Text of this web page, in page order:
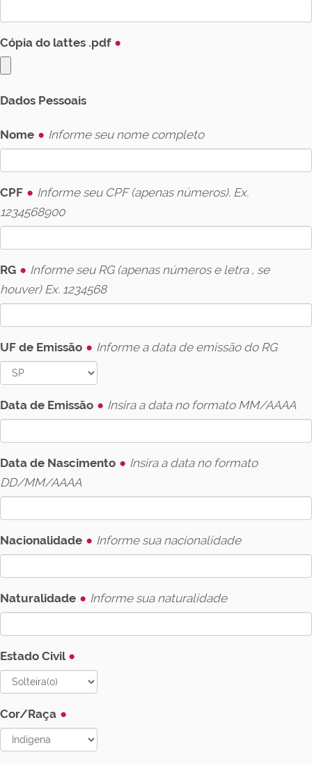
Cópia do lattes .pdf
Dados Pessoais
Nome Informe seu nome completo
CPF
Informe seu CPF (apenas números). Ex.
1234568900
RG
Informe seu RG (apenas números e letra , se
houver) Ex. 1234568
UF de Emissão Informe a data de emissão do RG
Data de Emissão Insira a data no formato MM/AAAA
Data de Nascimento
Insira a data no formato
DD/MM/AAAA
Nacionalidade Informe sua nacionalidade
Naturalidade Informe sua naturalidade
Estado Civil
Cor/Raça